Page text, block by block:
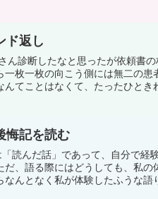
ド返し
ん診断したなと思ったが依頼書
一枚一枚の向こう側には無二の
んてことはなくて、たったひとき
悔記を読む
読んだ話」であって、自分で経
だ、語る際にはどうしても、私
なんとなく私が体験したふうな語